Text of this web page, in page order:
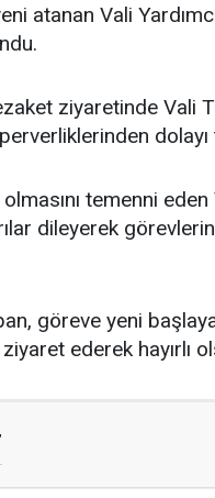
atanan Vali
ziyaretinde Vali
temenni
dileyerek
göreve yeni
ederek hayırlı